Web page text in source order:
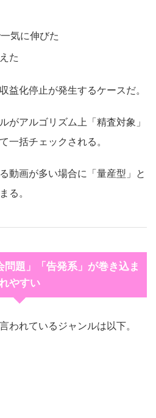
気に伸びた
た
益化停止が発生するケースだ。
がアルゴリズム上「精査対象」
一括チェックされる。
動画が多い場合に「量産型」と
る。
題」「告発系」が巻き込ま
やすい
われているジャンルは以下。